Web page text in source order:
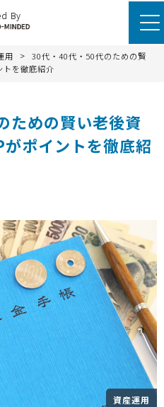
By
用 >
30代・40代・50代のための賢
トを徹底紹介
ための賢い老後資
ポイントを徹底紹
資産運用